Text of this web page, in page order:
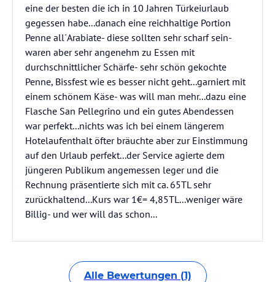
eine der besten die ich in 10 Jahren Türkeiurlaub
gegessen habe...danach eine reichhaltige Portion
Penne all´Arabiate- diese sollten sehr scharf sein-
waren aber sehr angenehm zu Essen mit
durchschnittlicher Schärfe- sehr schön gekochte
Penne, Bissfest wie es besser nicht geht...garniert mit
einem schönem Käse- was will man mehr...dazu eine
Flasche San Pellegrino und ein gutes Abendessen
war perfekt...nichts was ich bei einem längerem
Hotelaufenthalt öfter bräuchte aber zur Einstimmung
auf den Urlaub perfekt...der Service agierte dem
jüngeren Publikum angemessen leger und die
Rechnung präsentierte sich mit ca. 65TL sehr
zurückhaltend...Kurs war 1€= 4,85TL...weniger wäre
Billig- und wer will das schon...
Alle Bewertungen (1)